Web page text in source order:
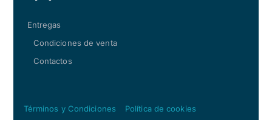
Entregas
Condiciones de venta
Contactos
Términos y Condiciones Política de cookies